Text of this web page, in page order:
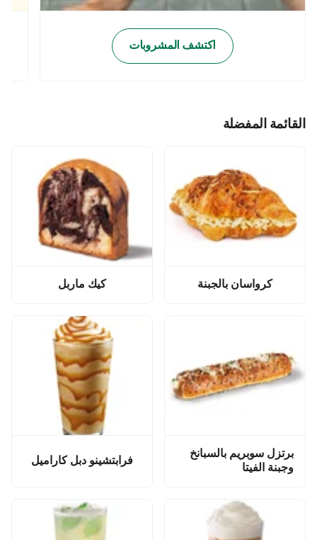
اكتشف المشروبات
القائمة المفضلة
كرواسان بالجبنة كيك ماربل
برتزل سوبريم بالسبانخ
وجبنة الفيتا
فرابتشينو دبل كاراميل